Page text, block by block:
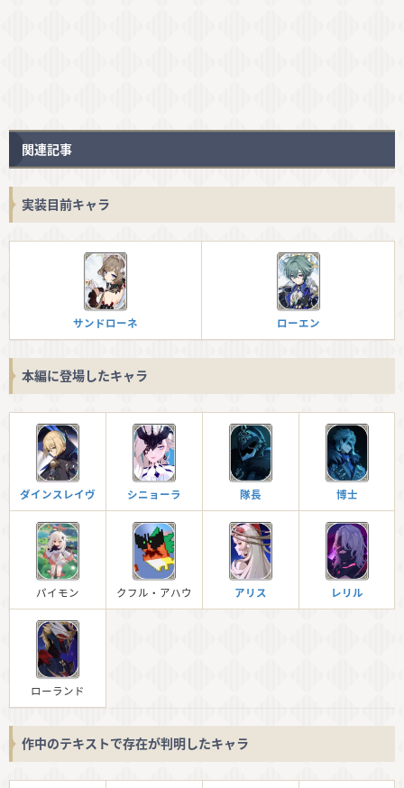
関連記事
実装目前キャラ
サンドローネ ローエン
本編に登場したキャラ
ダインスレイヴ シニョーラ 隊長 博士
パイモン クフル・アハウ アリス レリル
ローランド
作中のテキストで存在が判明したキャラ